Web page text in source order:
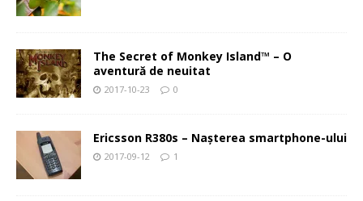
The Secret of Monkey Island™ – O
aventură de neuitat
2017-10-23 0
Ericsson R380s – Naşterea smartphone-ului
2017-09-12 1